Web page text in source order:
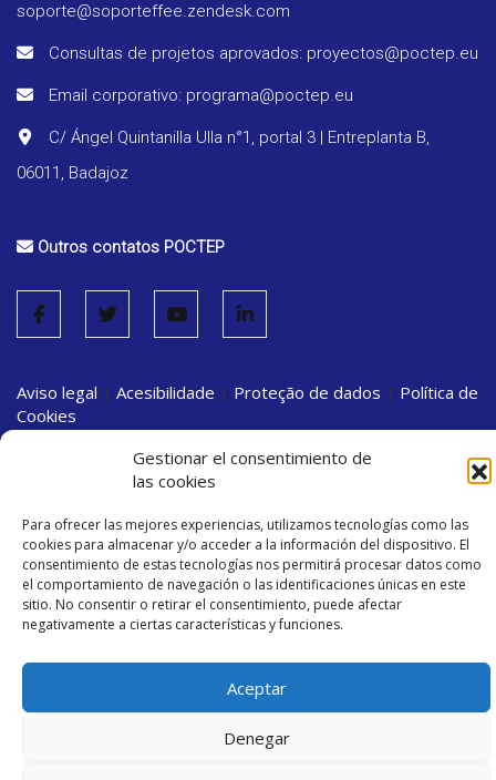
Gestionar el consentimiento de
las cookies
Para ofrecer las mejores experiencias, utilizamos tecnologías como las
cookies para almacenar y/o acceder a la información del dispositivo. El
consentimiento de estas tecnologías nos permitirá procesar datos como
el comportamiento de navegación o las identificaciones únicas en este
sitio. No consentir o retirar el consentimiento, puede afectar
negativamente a ciertas características y funciones.
Aceptar
Denegar
soporte@soporteffee.zendesk.com
Consultas de projetos aprovados: proyectos@poctep.eu
Email corporativo: programa@poctep.eu
C/ Ángel Quintanilla Ulla n°1, portal 3 | Entreplanta B,
06011, Badajoz
Outros contatos POCTEP
Aviso legal | Acesibilidade | Proteção de dados | Política de
Cookies